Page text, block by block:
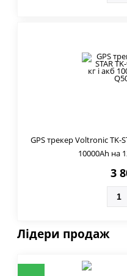
GPS трекер Voltronic TK-
10000Ah на
3
Лідери продаж